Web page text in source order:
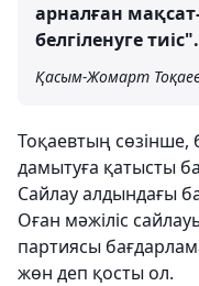
арналған
белгіленуге тиіс".
Қасым-Жомарт
Тоқаевтың сөзінше,
дамытуға қатысты
Сайлау алдындағы
Оған мәжіліс
партиясы
жөн деп қосты ол.